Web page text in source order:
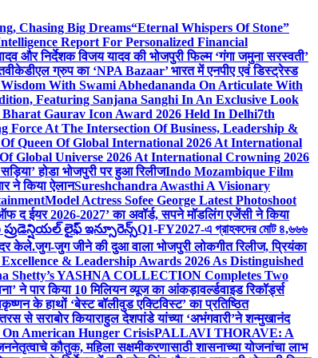
Chasing Big Dreams“Eternal Whispers Of Stone”
Report For Personalized Financial
और निर्देशक विजय यादव की भोजपुरी फिल्म ‘गंगा जमुना सरस्वती’
वीकेडीएल ग्रुप का ‘NPA Bazaar’ भारत में एनपीए एवं डिस्ट्रेस्ड
With Swami Abhedananda On Articulate With
Featuring Sanjana Sanghi In An Exclusive Look
Bharat Gaurav Icon Award 2026 Held In Delhi7th
Force At The Intersection Of Business, Leadership &
Queen Of Global International 2026 At International
Global Universe 2026 At International Crowning 2026
होडा भोजपुरी पर हुआ रिलीजIndo Mozambique Film
ने किया ऐलानSureshchandra Awasthi A Visionary
Model Actress Sofee George Latest Photoshoot
द ईयर 2026-2027’ का अवॉर्ड, सपने मॉडलिंग एजेंसी ने किया
లైఫ్ ఇన్సూరెన్స్Q1-FY2027-এ গ্রাহকদের মোট ৪,৬৬৬
केले.जुग-जुग जीने की दुआ वाला भोजपुरी लोकगीत रिलीज, प्रियंका
& Leadership Awards 2026 As Distinguished
Shetty’s YASHNA COLLECTION Completes Two
ने पार किया 10 मिलियन व्यूज का आंकड़ावर्ल्डवाइड रिकॉर्ड्स
के हाथों ‘बेस्ट बॉलीवुड एक्टिविस्ट’ का प्रतिष्ठित
से सराबोर कियाराहुल देशपांडे यांच्या ‘अभंगवारी’ने शन्मुखानंद
American Hunger CrisisPALLAVI THORAVE: A
कौतुक, महिला सक्षमीकरणासाठी शासनाच्या योजनांचा लाभ